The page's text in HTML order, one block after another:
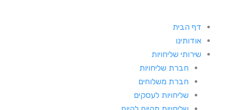
דף הבית
אודותינו
שירותי שליחויות
חברת שליחויות
חברת משלוחים
שליחויות לעסקים